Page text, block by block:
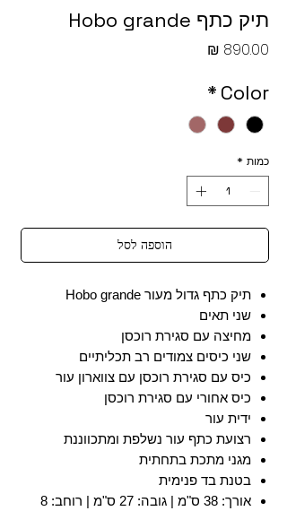
תיק כתף Hobo grande
Color
*
כמות *
הוספה לסל
תיק כתף גדול מעור Hobo grande
שני תאים
מחיצה עם סגירת רוכסן
שני כיסים צמודים רב תכליתיים
כיס עם סגירת רוכסן עם צווארון עור
כיס אחורי עם סגירת רוכסן
ידית עור
רצועת כתף עור נשלפת ומתכווננת
מגני מתכת בתחתית
בטנת בד פנימית
אורך: 38 ס"מ | גובה: 27 ס"מ | רוחב: 8